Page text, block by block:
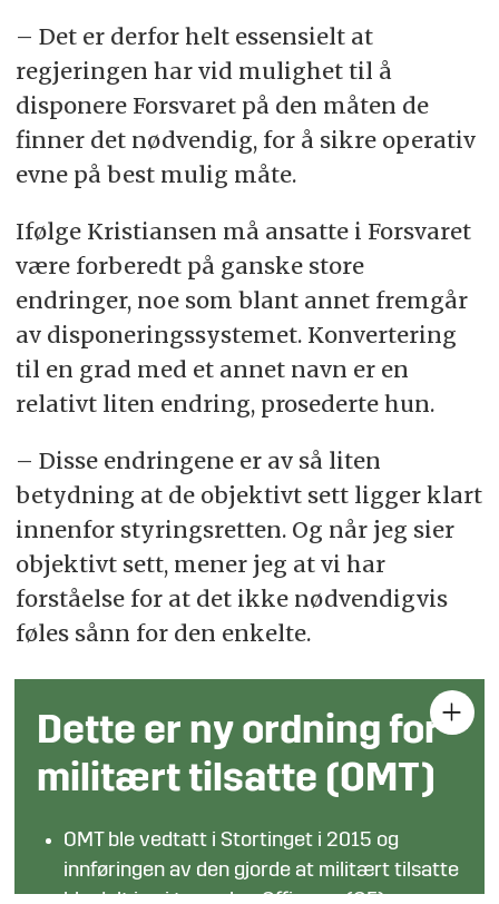
– Det er derfor helt essensielt at
regjeringen har vid mulighet til å
disponere Forsvaret på den måten de
finner det nødvendig, for å sikre operativ
evne på best mulig måte.
Ifølge Kristiansen må ansatte i Forsvaret
være forberedt på ganske store
endringer, noe som blant annet fremgår
av disponeringssystemet. Konvertering
til en grad med et annet navn er en
relativt liten endring, prosederte hun.
– Disse endringene er av så liten
betydning at de objektivt sett ligger klart
innenfor styringsretten. Og når jeg sier
objektivt sett, mener jeg at vi har
forståelse for at det ikke nødvendigvis
føles sånn for den enkelte.
Dette er ny ordning for
militært tilsatte (OMT)
OMT ble vedtatt i Stortinget i 2015 og
innføringen av den gjorde at militært tilsatte